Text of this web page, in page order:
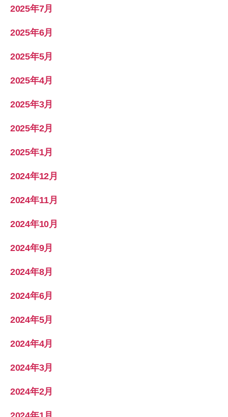
2025年7月
2025年6月
2025年5月
2025年4月
2025年3月
2025年2月
2025年1月
2024年12月
2024年11月
2024年10月
2024年9月
2024年8月
2024年6月
2024年5月
2024年4月
2024年3月
2024年2月